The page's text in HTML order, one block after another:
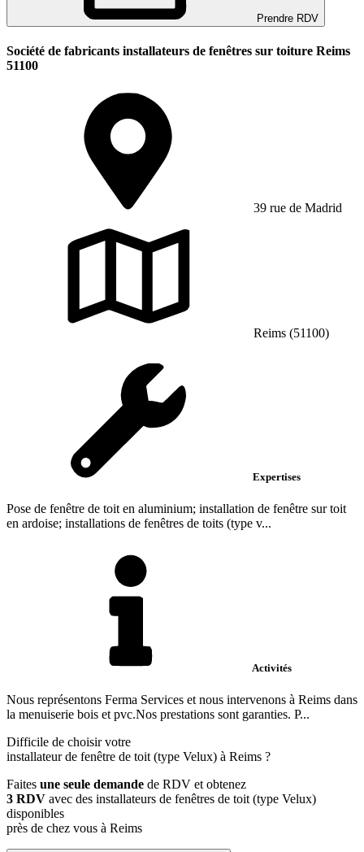
Prendre RDV
Société de fabricants installateurs de fenêtres sur toiture Reims
51100
39 rue de Madrid
Reims (51100)
Expertises
Pose de fenêtre de toit en aluminium; installation de fenêtre sur toit
en ardoise; installations de fenêtres de toits (type v...
Activités
Nous représentons Ferma Services et nous intervenons à Reims dans
la menuiserie bois et pvc.Nos prestations sont garanties. P...
Difficile de choisir votre
installateur de fenêtre de toit (type Velux) à Reims ?
Faites une seule demande de RDV et obtenez
3 RDV avec des installateurs de fenêtres de toit (type Velux)
disponibles
près de chez vous à Reims